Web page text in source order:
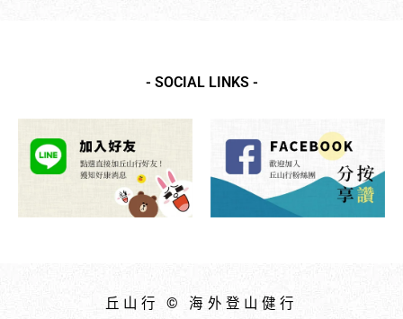
- SOCIAL LINKS -
丘山行 © 海外登山健行